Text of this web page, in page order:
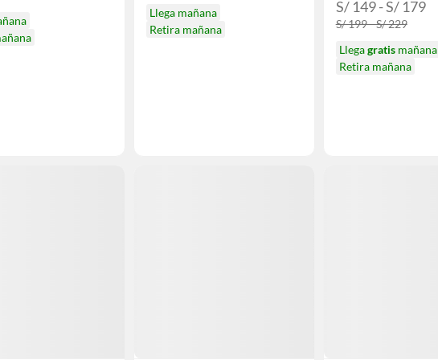
Llega mañana
Retira mañana
S/ 149 - S/ 179
S/ 199 - S/ 229
Llegagratismañana
Retira mañana